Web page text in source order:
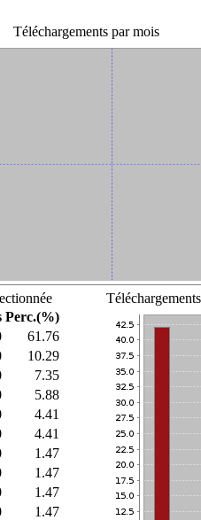
Téléchargements par mois
Perc.(%)
61.76
10.29
7.35
5.88
4.41
4.41
1.47
1.47
1.47
1.47